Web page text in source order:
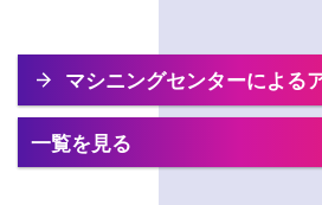
マシニングセンターによる
一覧を見る